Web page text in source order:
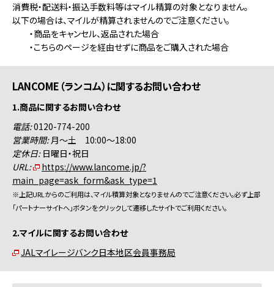
消費税・配送料・振込手数料等はマイル精算の対象となりません。
以下の場合は、マイルが精算されませんのでご注意ください。
・商品をキャンセル、返品された場合
・こちらのページを経由せずに商品をご購入された場合
LANCOME（ランコム）に関するお問い合わせ
1.商品に関するお問い合わせ
電話:0120-774-200
営業時間:月～土 10:00～18:00
定休日:日曜日・祝日
URL:
https://www.lancome.jp/?
main_page=ask_form&ask_type=1
※上記URLからのご利用は、マイル積算対象となりませんのでご注意ください。必ず上部
「パートナーサイトへ」ボタンをクリックして遷移したサイトでご利用ください。
2.マイルに関するお問い合わせ
JALマイレージバンク日本地区会員事務局